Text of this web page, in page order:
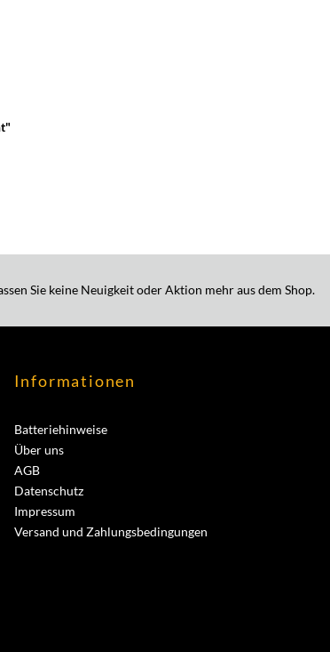
Sie keine Neuigkeit oder Aktion mehr aus dem Shop.
Informationen
Batteriehinweise
Über uns
AGB
Datenschutz
Impressum
Versand und Zahlungsbedingungen